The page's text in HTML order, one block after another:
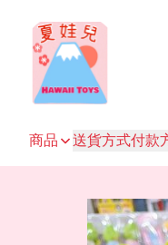
商品 送貨方式付款